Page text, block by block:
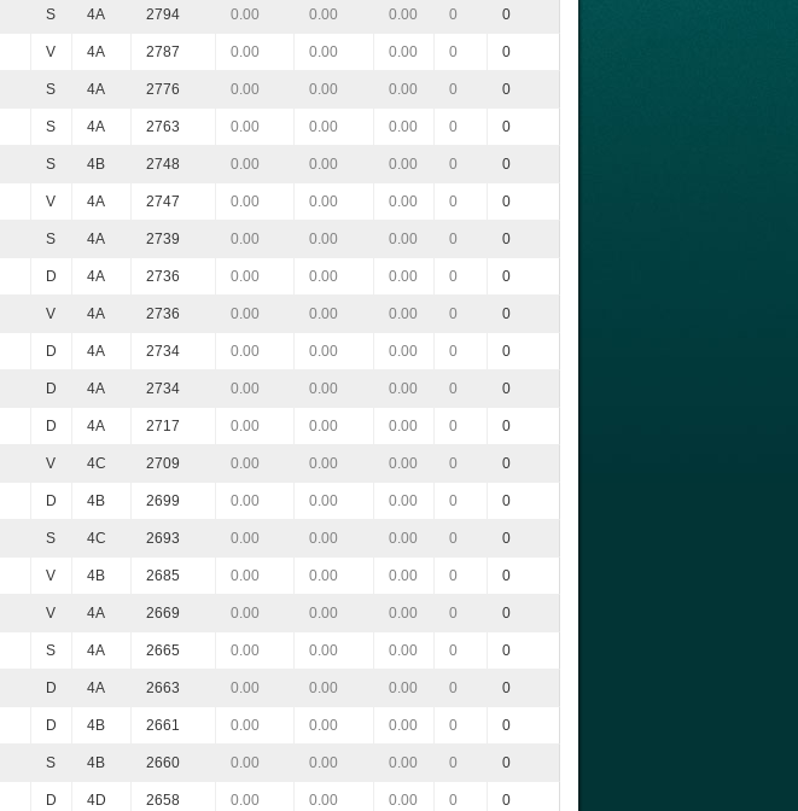
S 4A 2794 0.00 0.00 0.00 0 0
V 4A 2787 0.00 0.00 0.00 0 0
S 4A 2776 0.00 0.00 0.00 0 0
S 4A 2763 0.00 0.00 0.00 0 0
S 4B 2748 0.00 0.00 0.00 0 0
V 4A 2747 0.00 0.00 0.00 0 0
S 4A 2739 0.00 0.00 0.00 0 0
D 4A 2736 0.00 0.00 0.00 0 0
V 4A 2736 0.00 0.00 0.00 0 0
D 4A 2734 0.00 0.00 0.00 0 0
D 4A 2734 0.00 0.00 0.00 0 0
D 4A 2717 0.00 0.00 0.00 0 0
V 4C 2709 0.00 0.00 0.00 0 0
D 4B 2699 0.00 0.00 0.00 0 0
S 4C 2693 0.00 0.00 0.00 0 0
V 4B 2685 0.00 0.00 0.00 0 0
V 4A 2669 0.00 0.00 0.00 0 0
S 4A 2665 0.00 0.00 0.00 0 0
D 4A 2663 0.00 0.00 0.00 0 0
D 4B 2661 0.00 0.00 0.00 0 0
S 4B 2660 0.00 0.00 0.00 0 0
D 4D 2658 0.00 0.00 0.00 0 0